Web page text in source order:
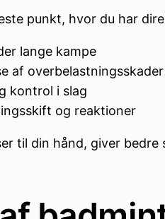
punkt, hvor du har
lange kampe
af
kontrol i slag
og reaktioner
til din hånd, giver bedre